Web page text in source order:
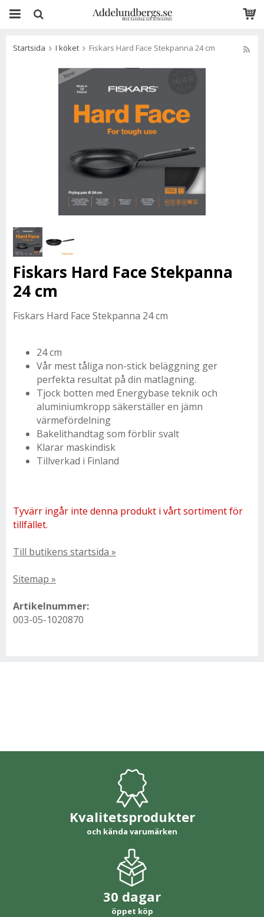
Startsida I köket Fiskars Hard Face Stekpanna 24 cm
Fiskars Hard Face Stekpanna
24 cm
Fiskars Hard Face Stekpanna 24 cm
24 cm
Vår mest tåliga non-stick beläggning ger
perfekta resultat på din matlagning.
Tjock botten med Energybase teknik och
aluminiumkropp säkerställer en jämn
värmefördelning
Bakelithandtag som förblir svalt
Klarar maskindisk
Tillverkad i Finland
Tyvärr ingår inte denna produkt i vårt sortiment för
tillfället.
Till butikens startsida »
Sitemap »
Artikelnummer:
003-05-1020870
Kvalitetsprodukter
och kända varumärken
30 dagar
öppet köp